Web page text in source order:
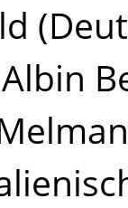
Albin